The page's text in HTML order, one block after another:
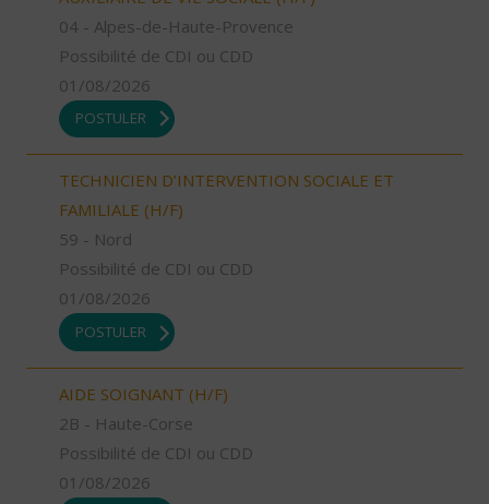
04 - Alpes-de-Haute-Provence
Possibilité de CDI ou CDD
01/08/2026
POSTULER
TECHNICIEN D’INTERVENTION SOCIALE ET
FAMILIALE (H/F)
59 - Nord
Possibilité de CDI ou CDD
01/08/2026
POSTULER
AIDE SOIGNANT (H/F)
2B - Haute-Corse
Possibilité de CDI ou CDD
01/08/2026